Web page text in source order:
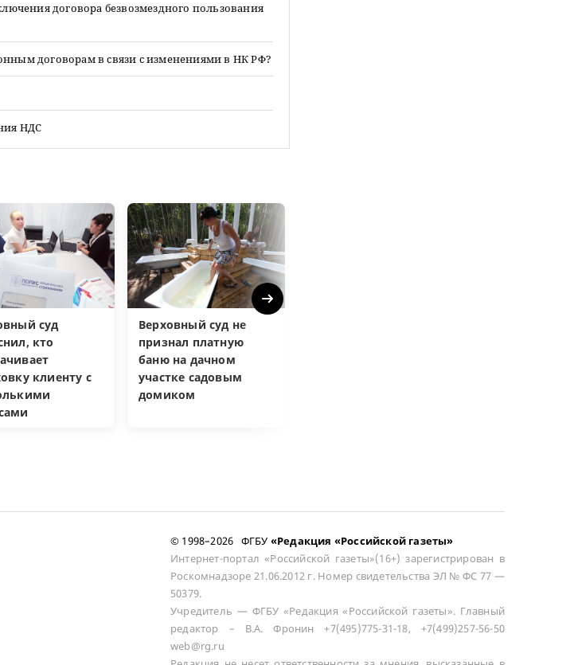
договора безвозмездного пользования
договорам в связи с изменениями в НК РФ?
НДС
суд
кто
клиенту с
Верховный суд не
признал платную
баню на дачном
участке садовым
домиком
Next
© 1998–2026 ФГБУ «Редакция «Российской газеты»
Интернет-портал «Российской газеты»(16+) зарегистрирован в
Роскомнадзоре 21.06.2012 г. Номер свидетельства ЭЛ № ФС 77 —
50379.
Учредитель — ФГБУ «Редакция «Российской газеты». Главный
редактор – В.А. Фронин +7(495)775-31-18, +7(499)257-56-50
web@rg.ru